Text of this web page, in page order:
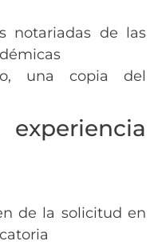
notariadas de las
una copia del
de la solicitud en